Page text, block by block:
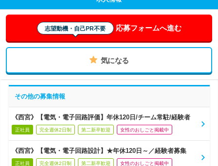
志望動機・自己PR不要 応募フォームへ進む
気になる
その他の募集情報
《西宮》【電気・電子回路評価】年休120日/チーム常駐/経験者
正社員 完全週休2日制 第二新卒歓迎 女性のおしごと掲載中
《西宮》【電気・電子回路設計】★年休120日～／経験者募集
正社員 完全週休2日制 第二新卒歓迎 女性のおしごと掲載中